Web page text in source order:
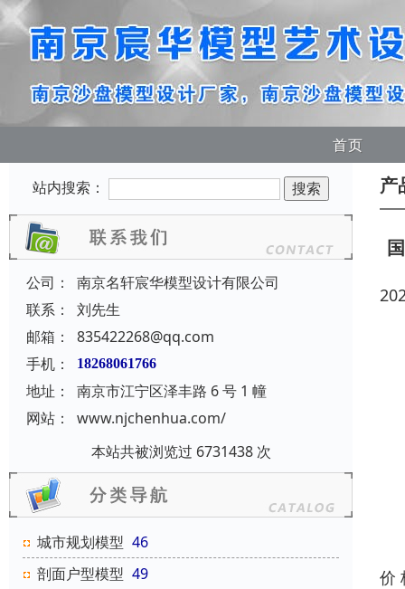
首页
站内搜索：
公司：
南京名轩宸华模型设计有限公司
联系：
刘先生
邮箱：
835422268@qq.com
手机：
18268061766
地址：
南京市江宁区泽丰路 6 号 1 幢
网站：
www.njchenhua.com/
本站共被浏览过 6731438 次
城市规划模型 46
剖面户型模型 49
产
价